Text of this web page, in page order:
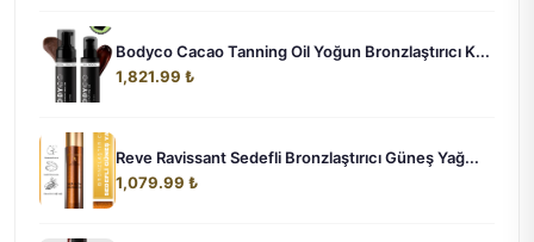
Bodyco Cacao Tanning Oil Yoğun Bronzlaştırıcı K...
1,821.99 ₺
Reve Ravissant Sedefli Bronzlaştırıcı Güneş Yağ...
1,079.99 ₺